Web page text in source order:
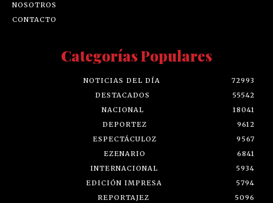
NOSOTROS
CONTACTO
Categorías Populares
NOTICIAS DEL DÍA
72993
DESTACADOS
55542
NACIONAL
18041
DEPORTEZ
9612
ESPECTÁCULOZ
9567
EZENARIO
6841
INTERNACIONAL
5934
EDICIÓN IMPRESA
5794
REPORTAJEZ
5096